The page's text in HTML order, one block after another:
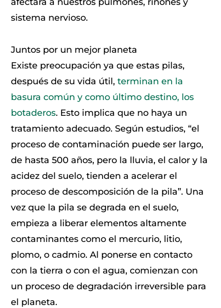
sistema nervioso.
Juntos por un mejor planeta
Existe preocupación ya que estas pilas,
después de su vida útil,terminan en la
basura común y como último destino, los
botaderos. Esto implica que no haya un
tratamiento adecuado. Según estudios, “el
proceso de contaminación puede ser largo,
de hasta 500 años, pero la lluvia, el calor y la
acidez del suelo, tienden a acelerar el
proceso de descomposición de la pila”. Una
vez que la pila se degrada en el suelo,
empieza a liberar elementos altamente
contaminantes como el mercurio, litio,
plomo, o cadmio. Al ponerse en contacto
con la tierra o con el agua, comienzan con
un proceso de degradación irreversible para
el planeta.